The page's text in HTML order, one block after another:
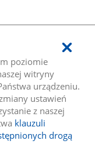
poziomie
witryny
urządzeniu.
ustawień
z naszej
klauzuli
drogą